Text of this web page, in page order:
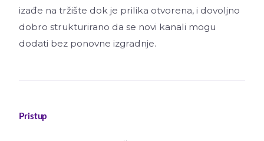
izađe na tržište dok je prilika otvorena, i dovoljno
dobro strukturirano da se novi kanali mogu
dodati bez ponovne izgradnje.
Pristup